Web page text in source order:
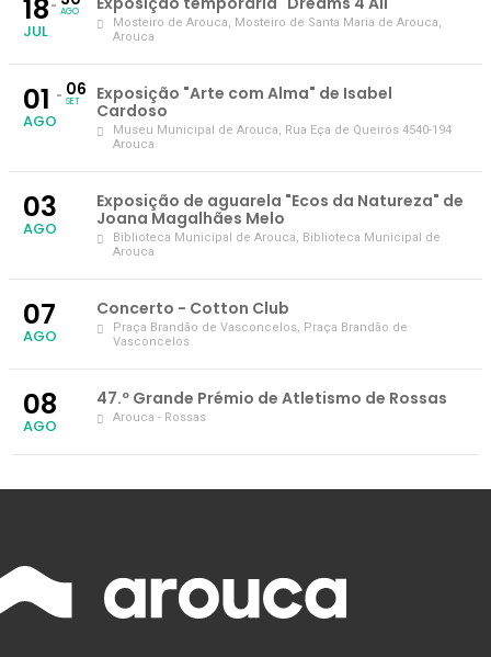
18
JUL
AGO
Mosteiro de Arouca, Mosteiro de Santa Maria de Arouca,
Arouca
01
AGO
06
SET
Exposição "Arte com Alma" de Isabel
Cardoso
Museu Municipal de Arouca, Rua Eça de Queirós 4540-194
Arouca
03
AGO
Exposição de aguarela "Ecos da Natureza" de
Joana Magalhães Melo
Biblioteca Municipal de Arouca, Biblioteca Municipal de
Arouca
07
AGO
Concerto - Cotton Club
Praça Brandão de Vasconcelos, Praça Brandão de
Vasconcelos
08
AGO
47.º Grande Prémio de Atletismo de Rossas
Arouca - Rossas